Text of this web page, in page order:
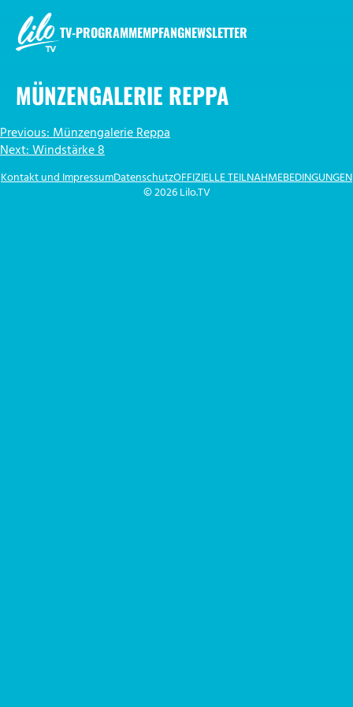
Inhalt
springen
TV-PROGRAMMEMPFANGNEWSLETTER
MÜNZENGALERIE REPPA
BEITRAGSNAVIGATION
Previous:Münzengalerie Reppa
Next:Windstärke 8
© 2026 Lilo.TV
Kontakt und ImpressumDatenschutzOFFIZIELLE TEILNAHMEBEDINGUNGEN